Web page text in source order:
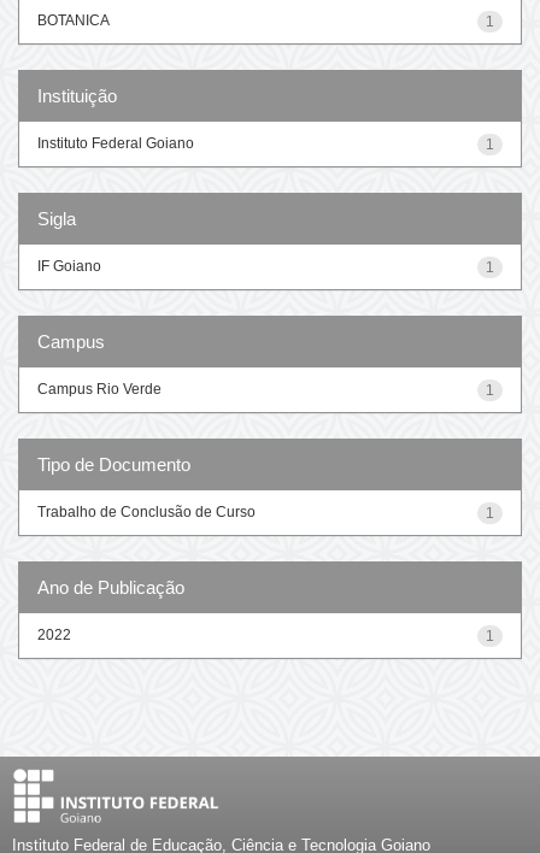
1
BOTANICA
Instituição
1
Instituto Federal Goiano
Sigla
1
IF Goiano
Campus
1
Campus Rio Verde
Tipo de Documento
1
Trabalho de Conclusão de Curso
Ano de Publicação
1
2022
Instituto Federal de Educação, Ciência e Tecnologia Goiano